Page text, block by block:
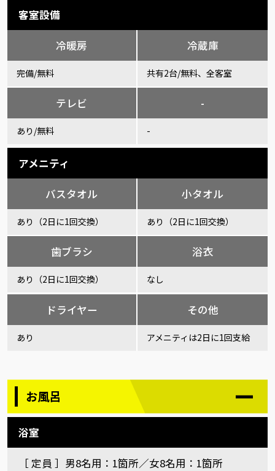
客室設備
冷暖房
完備/無料
冷蔵庫
共有2台/無料、全客室
テレビ
あり/無料
-
-
アメニティ
バスタオル
あり（2日に1回交換）
小タオル
あり（2日に1回交換）
歯ブラシ
あり（2日に1回交換）
浴衣
なし
ドライヤー
あり
その他
アメニティは2日に1回支給
お風呂
浴室
［ 定員 ］男8名用：1箇所／女8名用：1箇所